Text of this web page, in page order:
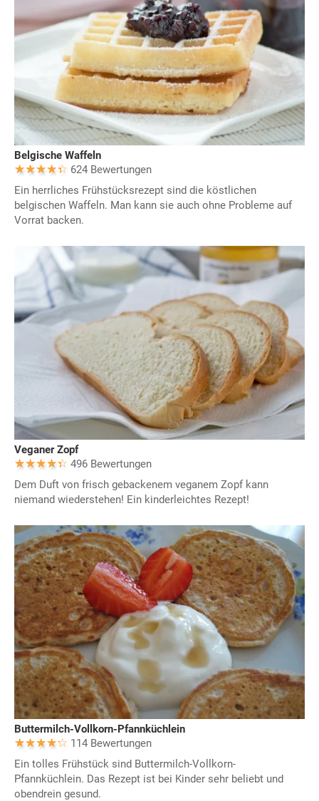
Belgische Waffeln
624 Bewertungen
Ein herrliches Frühstücksrezept sind die köstlichen
belgischen Waffeln. Man kann sie auch ohne Probleme auf
Vorrat backen.
Veganer Zopf
496 Bewertungen
Dem Duft von frisch gebackenem veganem Zopf kann
niemand wiederstehen! Ein kinderleichtes Rezept!
Buttermilch-Vollkorn-Pfannküchlein
114 Bewertungen
Ein tolles Frühstück sind Buttermilch-Vollkorn-
Pfannküchlein. Das Rezept ist bei Kinder sehr beliebt und
obendrein gesund.